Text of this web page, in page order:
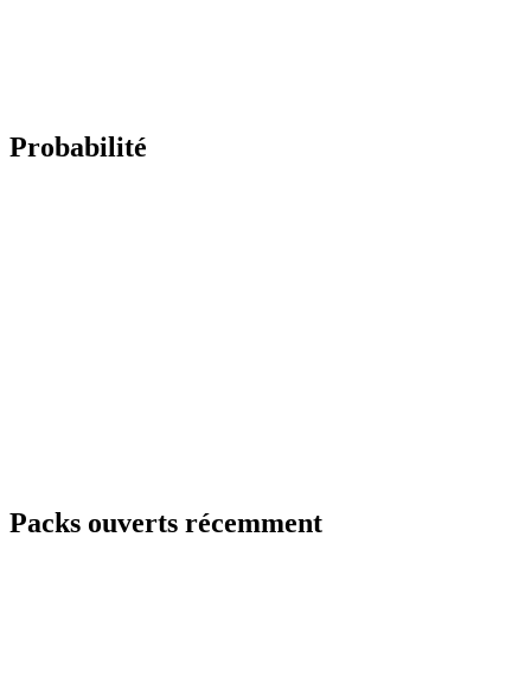
Probabilité
Packs ouverts récemment